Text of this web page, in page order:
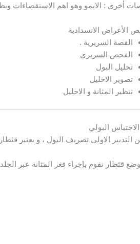
أخرى : الايمو وهو اهم الاستقصاءات
الأعراض الانسدادية
القصة السريرية .
الفحص السريري
تحليل البول
تصوير الاحليل
تنظير المثانة و الاحليل
البولي
التدبير الاولي تصريف البول ، و يعتبر
قثطار نقوم بإجراء فغر المثانة عبر